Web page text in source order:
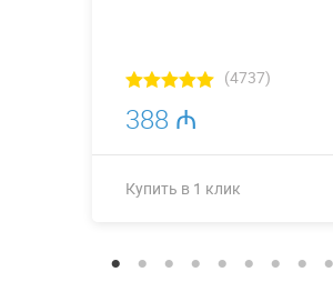
(4737)
388 ₼
Купить в 1 клик